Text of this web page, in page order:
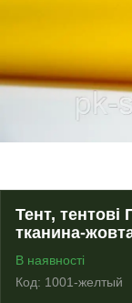
Тент, тентові
тканина-
В наявності
Код: 1001-желтый